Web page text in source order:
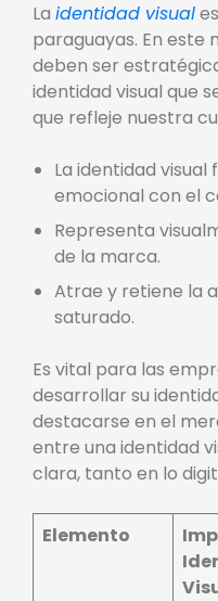
La identidad visual
paraguayas. En este
deben ser
identidad visual que
que refleje nuestra
La identidad
emocional con el
Representa
de la marca.
Atrae y retiene la
saturado.
Es vital para las
desarrollar su
destacarse en el
entre una identidad
clara, tanto en lo
Elemento